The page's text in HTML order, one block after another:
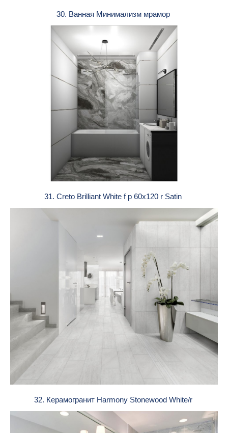
30. Ванная Минимализм мрамор
31. Creto Brilliant White f p 60x120 r Satin
32. Керамогранит Harmony Stonewood White/r